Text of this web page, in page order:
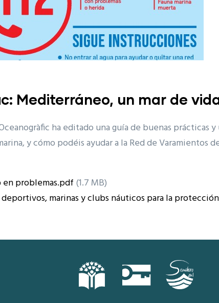
Mediterráneo, un mar de
ha editado una guía de buenas
y cómo podéis ayudar a la Red de Varamientos
en problemas.pdf (1.7 MB)
marinas y clubs náuticos para la